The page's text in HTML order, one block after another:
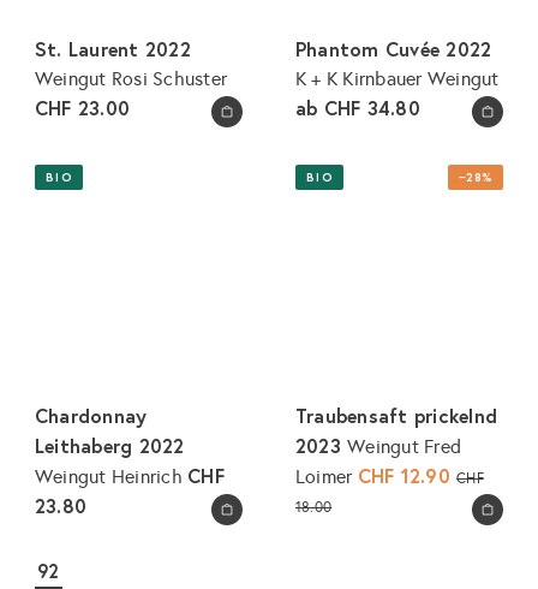
i
s
In den Warenkorb legen
St. Laurent 2022
Weingut Rosi Schuster
CHF 23.00 In den Warenkorb legen
Phantom Cuvée 2022
K + K Kirnbauer Weingut
ab CHF 34.80
In den Warenkorb legen
BIO
Chardonnay
Leithaberg 2022
Weingut Heinrich CHF
23.80
In den Warenkorb legen
−28%
BIO
Traubensaft prickelnd
2023Weingut Fred
Loimer S
CHF 12.90N
CHF
18.00
92